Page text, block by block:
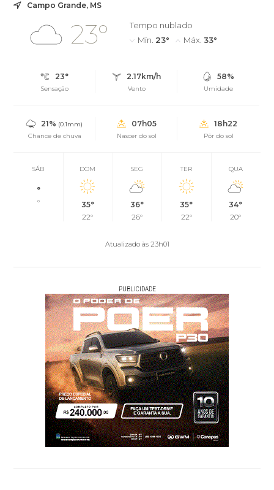
Campo Grande, MS
23°
Tempo nublado
Mín. 23° Máx. 33°
23°
Sensação
2.17km/h
Vento
58%
Umidade
21% (0.1mm)
Chance de chuva
07h05
Nascer do sol
18h22
Pôr do sol
SÁB
°
°
DOM
35°
22°
SEG
36°
26°
TER
35°
22°
QUA
34°
20°
Atualizado às 23h01
PUBLICIDADE